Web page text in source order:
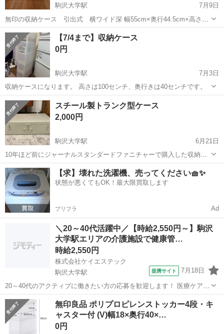
駒沢大学駅
7月9日
無印の収納ケース 引出式 横ワイド深 幅55cm×奥行44.5cm×高さ
30cm 室内のクローゼット内で使用していたので比較的きれいです。
正面の引き出しの下部分に少し汚れがあります（写真5枚目）
東京 世田谷区 駒沢大学駅
【7/4まで】収納ケース
0円
駒沢大学駅
7月3日
収納ケースになります。 高さは100センチ、奥行きは40センチです。
東京 世田谷区 駒沢大学駅 収納家具
スチール製トランク型ケース
2,000円
駒沢大学駅
6月21日
10年ほど前にジャーナルスタンダードファニチャーで購入した収納ケ
ースです。裏面に床に傷が付くのを防ぐために保護シートを4カ所貼っ
ています。 【サイズ】縦：21cm、横：64cm、奥行き：35.5cm （大
体です） 【傷など...
東京 世田谷区 駒沢大学駅 収納家具
【求】壊れた洗濯機、売ってください🧺✨
状態が悪くてもOK！最大限買取します
プリフラ Ad
＼20～40代活躍中／【時給2,550円～】駒沢
大学駅エリアの介護施設で健康管…
時給2,550円
株式会社ケイエステック
駒沢大学駅
提携サイト 7月18日
20～40代のアクティブに働きたい方の応募を歓迎します！ 医療ケア
登録制 老健 KS2 *<あなたのスキルを必要としている職場がありま
す!>* ・もっといい給料で働きたい! ・人間関係良好な環境がいい! ・
長期で安...
東京 駒沢大学駅 その他
無印良品 ポリプロピレンストッカー4段・キ
ャスター付 (V)幅18×奥行40×…
0円